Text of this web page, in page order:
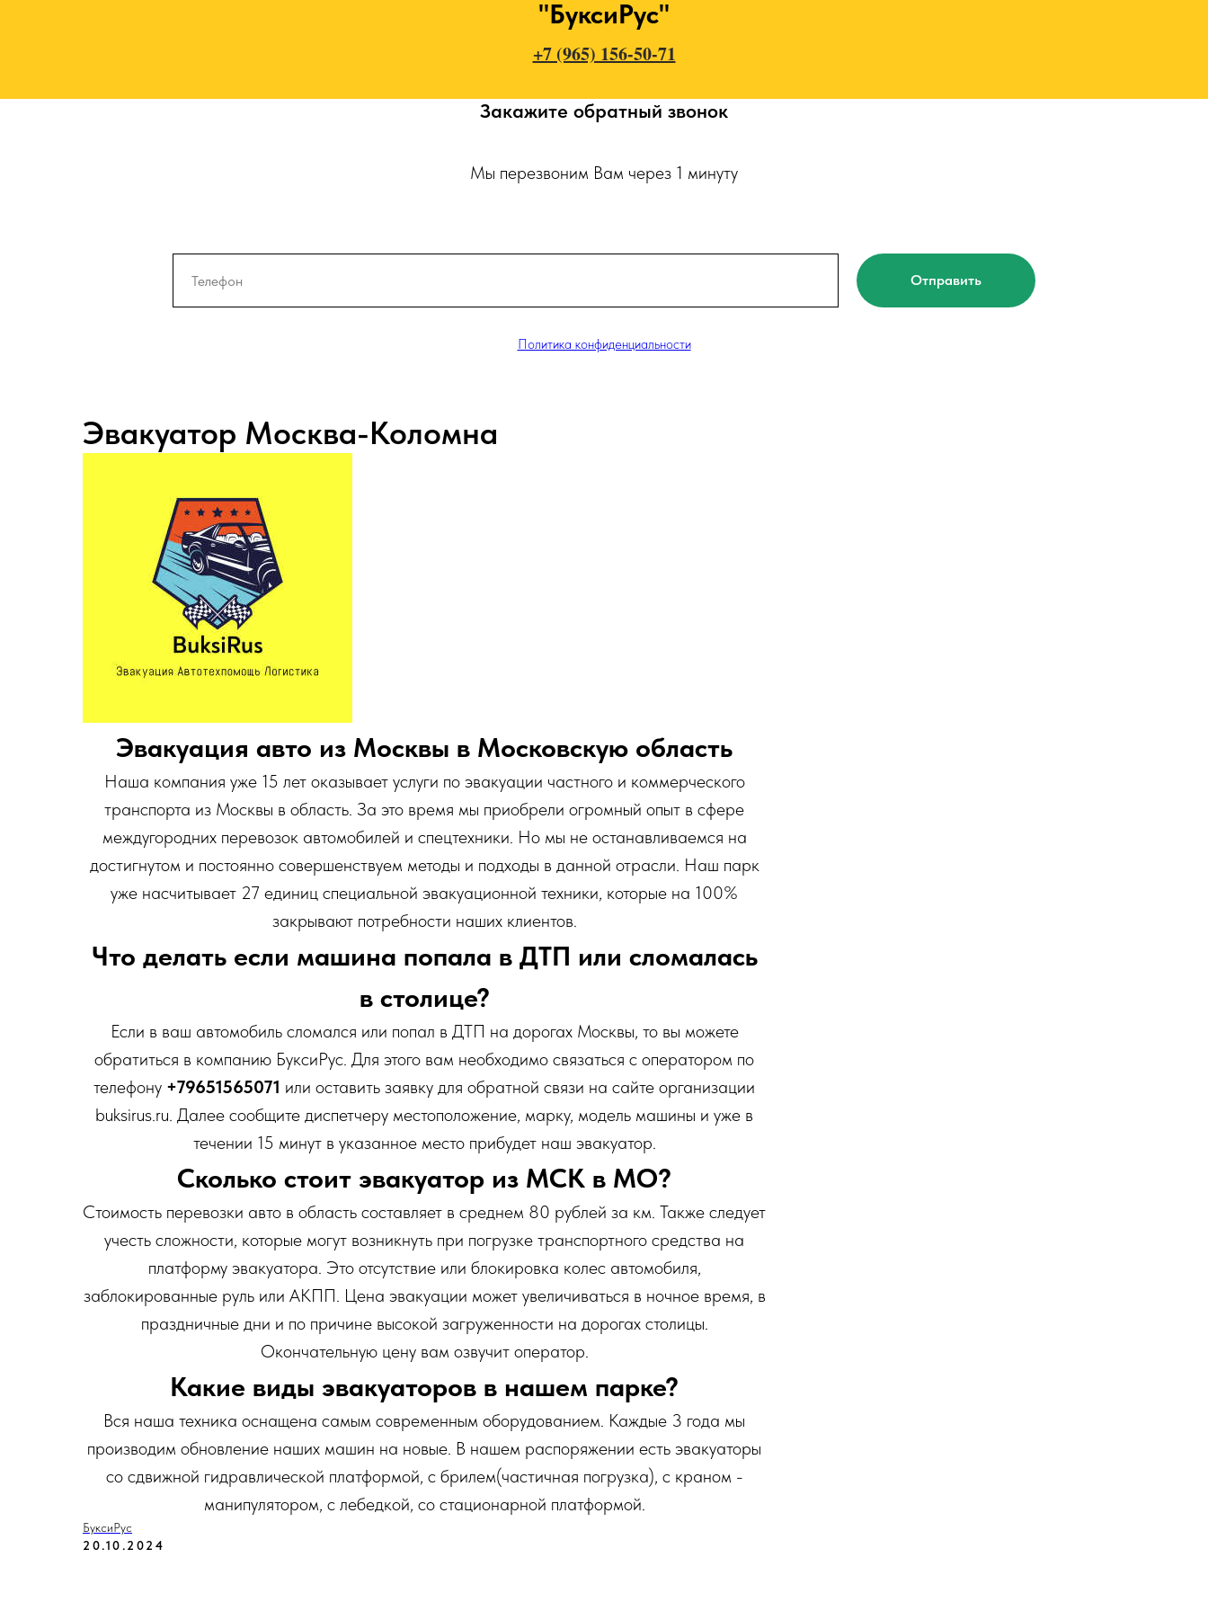
"БуксиРус"
+7 (965) 156-50-71
Закажите обратный звонок
Мы перезвоним Вам через 1 минуту
Отправить
Политика конфиденциальности
Эвакуатор Москва-Коломна
Эвакуация авто из Москвы в Московскую область
Наша компания уже 15 лет оказывает услуги по эвакуации частного и коммерческого
транспорта из Москвы в область. За это время мы приобрели огромный опыт в сфере
междугородних перевозок автомобилей и спецтехники. Но мы не останавливаемся на
достигнутом и постоянно совершенствуем методы и подходы в данной отрасли. Наш парк
уже насчитывает 27 единиц специальной эвакуационной техники, которые на 100%
закрывают потребности наших клиентов.
Что делать если машина попала в ДТП или сломалась
в столице?
Если в ваш автомобиль сломался или попал в ДТП на дорогах Москвы, то вы можете
обратиться в компанию БуксиРус. Для этого вам необходимо связаться с оператором по
телефону +79651565071 или оставить заявку для обратной связи на сайте организации
buksirus.ru. Далее сообщите диспетчеру местоположение, марку, модель машины и уже в
течении 15 минут в указанное место прибудет наш эвакуатор.
Сколько стоит эвакуатор из МСК в МО?
Стоимость перевозки авто в область составляет в среднем 80 рублей за км. Также следует
учесть сложности, которые могут возникнуть при погрузке транспортного средства на
платформу эвакуатора. Это отсутствие или блокировка колес автомобиля,
заблокированные руль или АКПП. Цена эвакуации может увеличиваться в ночное время, в
праздничные дни и по причине высокой загруженности на дорогах столицы.
Окончательную цену вам озвучит оператор.
Какие виды эвакуаторов в нашем парке?
Вся наша техника оснащена самым современным оборудованием. Каждые 3 года мы
производим обновление наших машин на новые. В нашем распоряжении есть эвакуаторы
со сдвижной гидравлической платформой, с брилем(частичная погрузка), с краном -
манипулятором, с лебедкой, со стационарной платформой.
БуксиРус
20.10.2024